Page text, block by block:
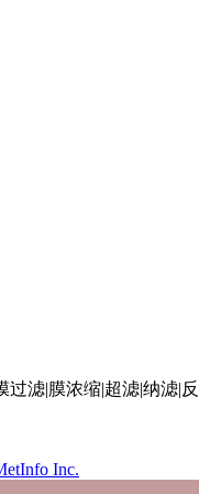
过滤|膜浓缩|超滤|纳滤|
Inc.